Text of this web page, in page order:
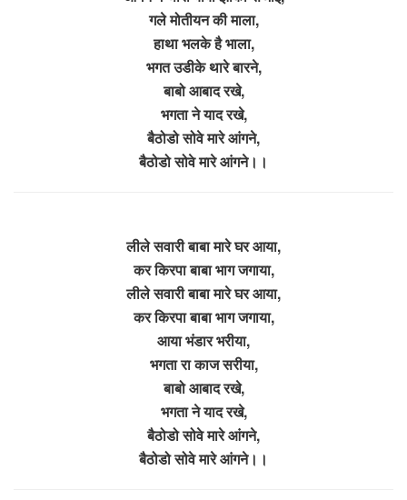
गले मोतीयन की माला,
हाथा भलके है भाला,
भगत उडीके थारे बारने,
बाबो आबाद रखे,
भगता ने याद रखे,
बैठोडो सोवे मारे आंगने,
बैठोडो सोवे मारे आंगने।।
लीले सवारी बाबा मारे घर आया,
कर किरपा बाबा भाग जगाया,
लीले सवारी बाबा मारे घर आया,
कर किरपा बाबा भाग जगाया,
आया भंडार भरीया,
भगता रा काज सरीया,
बाबो आबाद रखे,
भगता ने याद रखे,
बैठोडो सोवे मारे आंगने,
बैठोडो सोवे मारे आंगने।।